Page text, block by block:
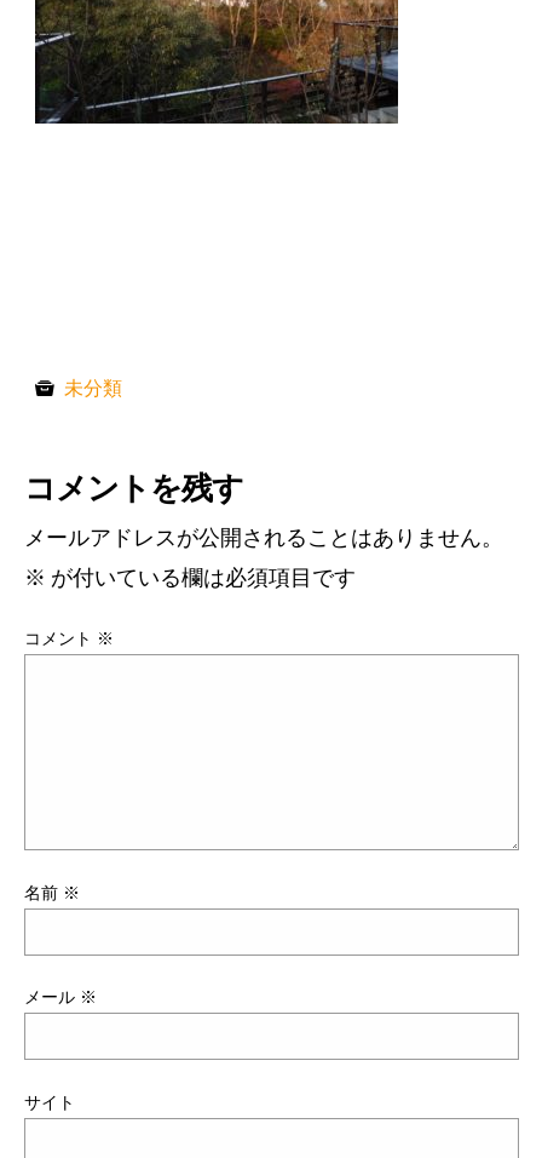
未分類
コメントを残す
メールアドレスが公開されることはありません。
※ が付いている欄は必須項目です
コメント ※
名前 ※
メール ※
サイト